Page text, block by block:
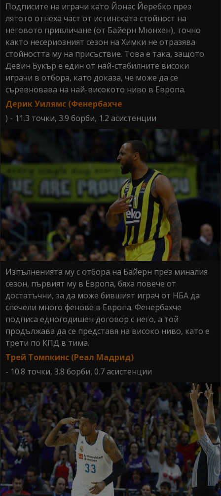
Подписите на играчи като Йонас Йеребко през
лятото отнеха част от истинската стойност на
неговото привличане (от Байерн Мюнхен), точно
както несериозният сезон на Химки не отразява
стойността му на присъствие. Това е така, защото
Девин Букър е един от най-стабилните високи
играчи в отбора, като доказа, че може да се
съревновава на най-високото ниво в Европа.
Дерик Уилямс (Фенербахче
) - 11.3 точки, 3.9 борби, 1.2 асистенции
Изпълненията му с отбора на Байерн през миналия
сезон, първият му в Европа, бяха повече от
достатъчни, за да може бившият играч от НБА да
спечели много фенове в Европа. Фенербахче
подписа едногодишен договор с него, а той
продължава да се представя на високо ниво, като е
трети по КПД в тима.
Трей Томпкинс (Реал Мадрид)
- 10.8 точки, 3.8 борби, 0.7 асистенции